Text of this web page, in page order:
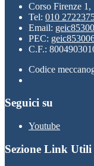
Corso Firenze 1,
Tel: 010
Email:
PEC:
C.F.:
Codice
Seguici su
Youtube
Sezione Link Utili